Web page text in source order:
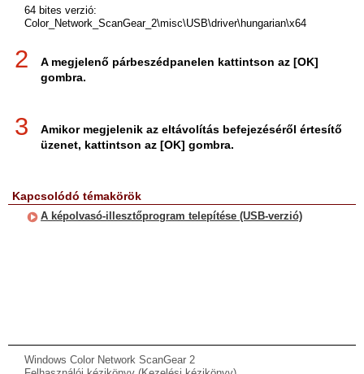
64 bites verzió:
Color_Network_ScanGear_2\misc\USB\driver\hungarian\x64
2
A megjelenő párbeszédpanelen kattintson az [OK]
gombra.
3
Amikor megjelenik az eltávolítás befejezéséről értesítő
üzenet, kattintson az [OK] gombra.
Kapcsolódó témakörök
A képolvasó-illesztőprogram telepítése (USB-verzió)
Windows Color Network ScanGear 2